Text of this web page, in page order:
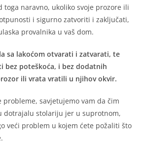
toga naravno, ukoliko svoje prozore ili
i sigurno zatvoriti i zaključati,
provalnika u vaš dom.
sa lakoćom otvarati i zatvarati, te
bez poteškoća, i bez dodatnih
ili vrata vratili u njihov okvir.
probleme, savjetujemo vam da čim
dotrajalu stolariju jer u suprotnom,
veći problem u kojem ćete požaliti što